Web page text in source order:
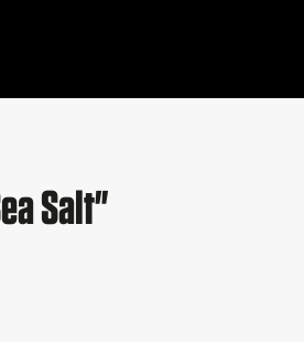
Salt"